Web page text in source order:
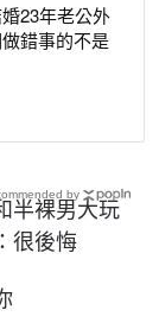
23年老公外
錯事的不是
半裸男大玩
很後悔
by